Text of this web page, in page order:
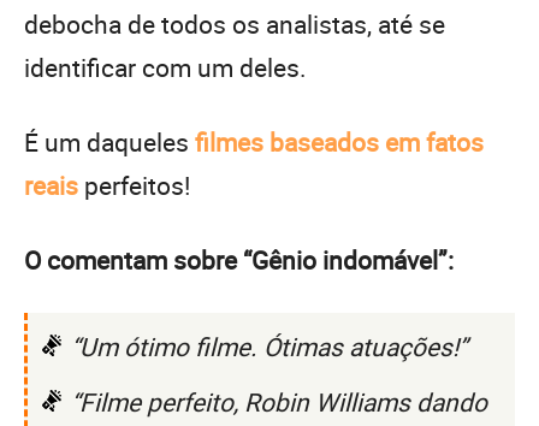
debocha de todos os analistas, até se
identificar com um deles.
É um daqueles filmes baseados em fatos
reais perfeitos!
O comentam sobre “Gênio indomável”:
“Um ótimo filme. Ótimas atuações!”
“Filme perfeito, Robin Williams dando